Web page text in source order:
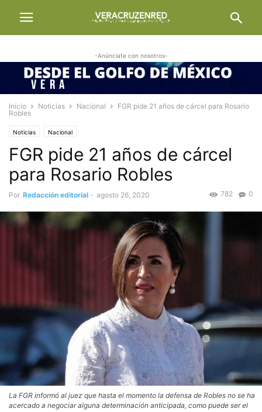
-Anúnciate con nosotros-
Inicio Noticias Nacional
FGR pide 21 años de cárcel para Rosario
Robles
Noticias Nacional
FGR pide 21 años de cárcel
para Rosario Robles
Por Redacción editorial - agosto 26, 2020 0
782
La FGR informó al juez que hasta el momento la defensa de Robles no se ha
acercado a negociar alguna determinación anticipada, como puede ser el